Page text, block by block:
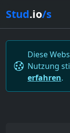
Stud.io/s
Diese
Nutzung
erfahren.